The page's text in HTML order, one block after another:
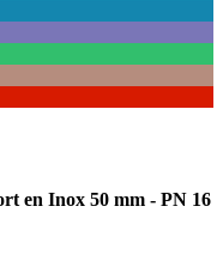
en Inox 50 mm - PN 16